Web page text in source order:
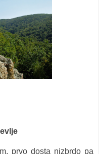
prvo dosta nizbrdo pa